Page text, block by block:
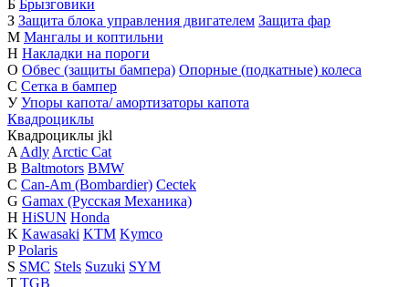
Б Брызговики
З Защита блока управления двигателем Защита фар
М Мангалы и коптильни
Н Накладки на пороги
О Обвес (защиты бампера) Опорные (подкатные) колеса
С Сетка в бампер
У Упоры капота/ амортизаторы капота
Квадроциклы
Квадроциклы jkl
A Adly Arctic Cat
B Baltmotors BMW
C Can-Am (Bombardier) Cectek
G Gamax (Русская Механика)
H HiSUN Honda
K Kawasaki KTM Kymco
P Polaris
S SMC Stels Suzuki SYM
T TGB